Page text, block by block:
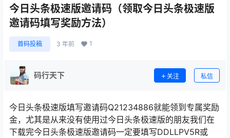
今日头条极速版邀请码（领取今日头条极速版
邀请码填写奖励方法）
首码投稿 3 年前 1
码行天下 关注 私信
今日头条极速版填写邀请码Q21234886就能领到专属奖励
金，尤其是从来没有使用过今日头条极速版的朋友我们在
下载完今日头条极速版邀请码一定要填写DDLLPV5R或